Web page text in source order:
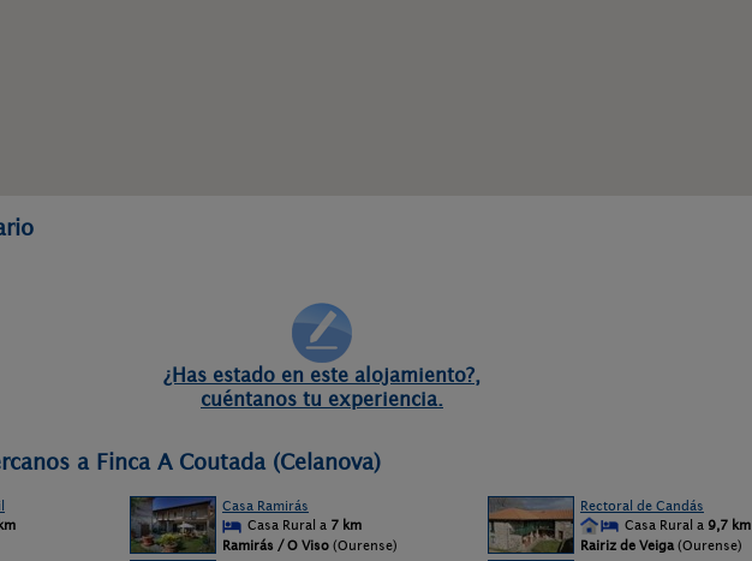
¿Has estado en este alojamiento?,
cuéntanos tu experiencia.
a Finca A Coutada (Celanova)
Casa Ramirás
Casa Rural a 7 km
Ramirás / O Viso (Ourense)
Rectoral de Candás
Casa Rural a 9,7 km
Rairiz de Veiga (Ourense)